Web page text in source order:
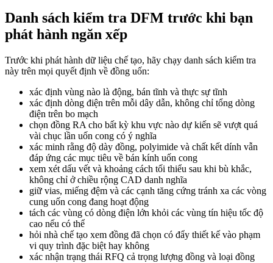
Danh sách kiểm tra DFM trước khi bạn
phát hành ngăn xếp
Trước khi phát hành dữ liệu chế tạo, hãy chạy danh sách kiểm tra
này trên mọi quyết định về đồng uốn:
xác định vùng nào là động, bán tĩnh và thực sự tĩnh
xác định dòng điện trên mỗi dây dẫn, không chỉ tổng dòng
điện trên bo mạch
chọn đồng RA cho bất kỳ khu vực nào dự kiến sẽ vượt quá
vài chục lần uốn cong có ý nghĩa
xác minh rằng độ dày đồng, polyimide và chất kết dính vẫn
đáp ứng các mục tiêu về bán kính uốn cong
xem xét dấu vết và khoảng cách tối thiểu sau khi bù khắc,
không chỉ ở chiều rộng CAD danh nghĩa
giữ vias, miếng đệm và các cạnh tăng cứng tránh xa các vòng
cung uốn cong đang hoạt động
tách các vùng có dòng điện lớn khỏi các vùng tín hiệu tốc độ
cao nếu có thể
hỏi nhà chế tạo xem đồng đã chọn có đẩy thiết kế vào phạm
vi quy trình đặc biệt hay không
xác nhận trạng thái RFQ cả trọng lượng đồng và loại đồng